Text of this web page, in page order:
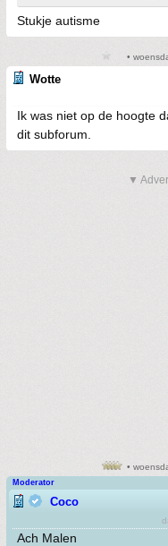
Stukje autisme
•
Wotte
Ik was niet op de hoogte
dit subforum.
▼
•
Moderator
Coco
Ach Malen